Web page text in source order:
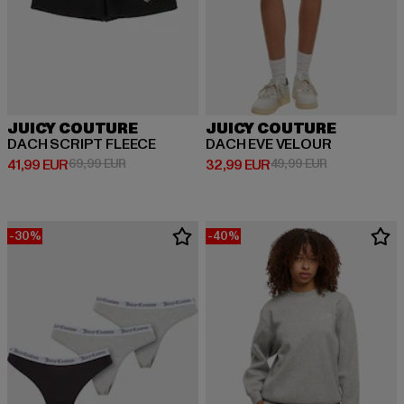
JUICY COUTURE
DACH SCRIPT FLEECE
41,99 EUR
Derzeitiger Preis: 41,99 EUR
69,99 EURAktionspreis: 69,99 EUR
JUICY COUTURE
DACH EVE VELOUR
32,99 EUR
Derzeitiger Preis: 32,99 EUR
49,99 EURAktionspreis:
-30% -40%